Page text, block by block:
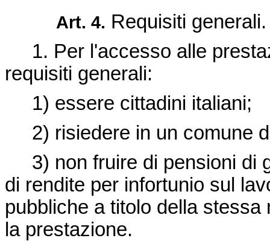
Art. 4. Requisiti
1. Per l'accesso alle
requisiti generali:
1) essere cittadini italiani;
2) risiedere in un comune
3) non fruire di pensioni di
di rendite per infortunio sul
pubbliche a titolo della
la prestazione.